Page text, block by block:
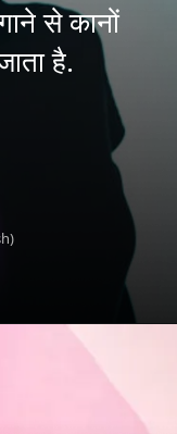
से कानों
है.